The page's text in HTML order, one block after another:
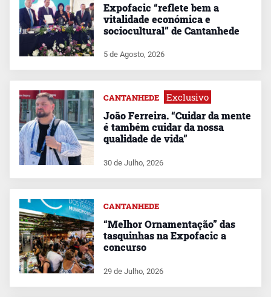
Expofacic “reflete bem a
vitalidade económica e
sociocultural” de Cantanhede
5 de Agosto, 2026
CANTANHEDE Exclusivo
João Ferreira. “Cuidar da mente
é também cuidar da nossa
qualidade de vida”
30 de Julho, 2026
CANTANHEDE
“Melhor Ornamentação” das
tasquinhas na Expofacic a
concurso
29 de Julho, 2026